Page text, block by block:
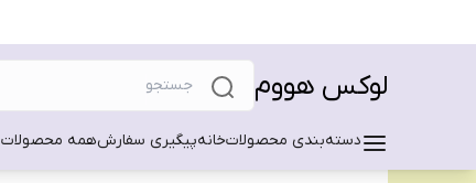
لوکس هووم
دسته‌بندی محصولاتخانهپیگیری سفارشهمه محصولات